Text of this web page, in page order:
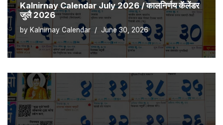
Kalnirnay Calendar July 2026 / कालनिर्णय कॅलेंडर
जुलै 2026
by Kalnirnay Calendar June 30, 2026